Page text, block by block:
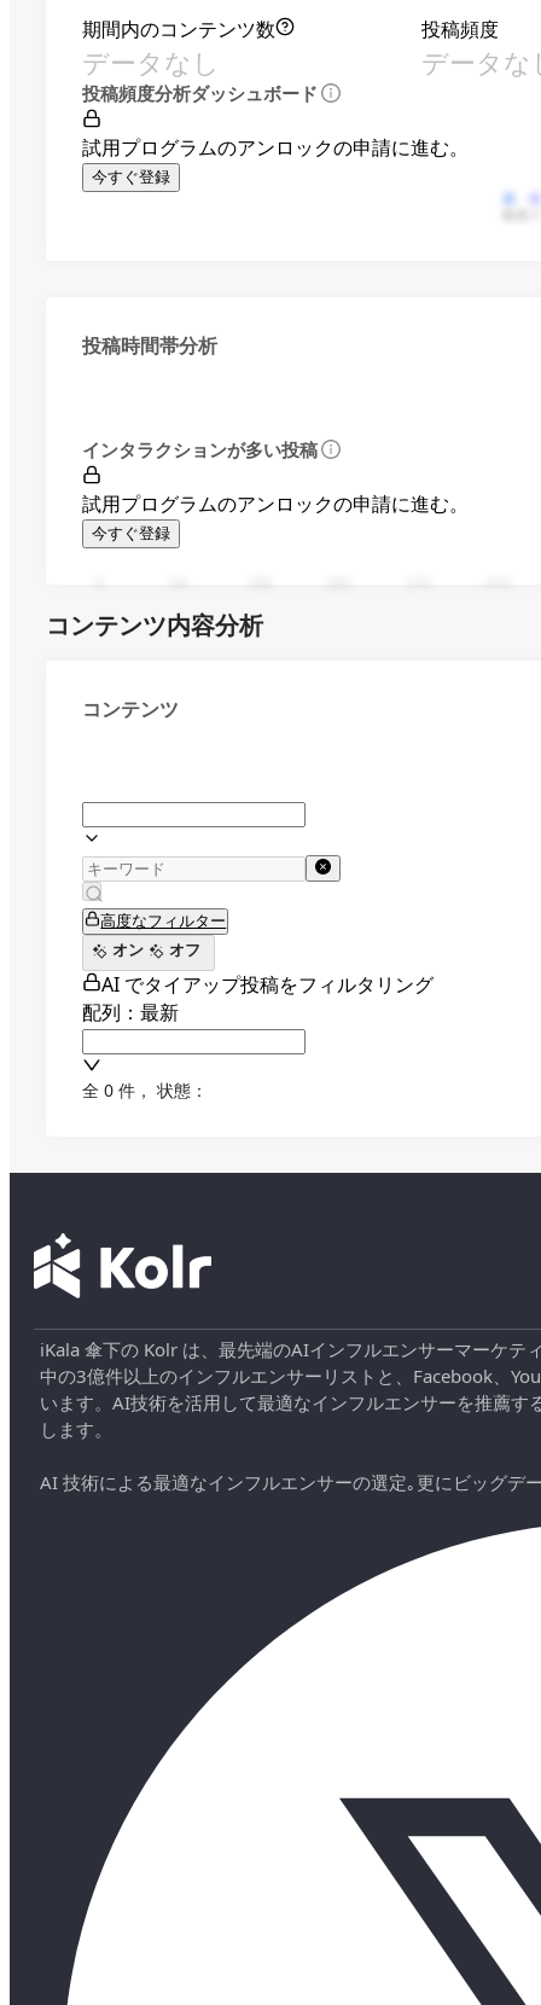
期間内のコンテンツ数
データなし
投稿頻度
データな
投稿頻度分析ダッシュボード
試用プログラムのアンロックの申請に進む。
今すぐ登録
投稿時間帯分析
インタラクションが多い投稿
試用プログラムのアンロックの申請に進む。
今すぐ登録
コンテンツ内容分析
コンテンツ
高度なフィルター
オン
オフ
AI でタイアップ投稿をフィルタリング
配列：最新
全 0 件 ， 状態：
iKala 傘下の Kolr は、最先端のAIインフルエンサーマーケ
中の3億件以上のインフルエンサーリストと、Facebook、
います。AI技術を活用して最適なインフルエンサーを推薦
します。
AI 技術による最適なインフルエンサーの選定｡更にビッグデ